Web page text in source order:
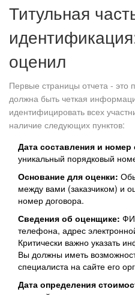
Титульная
оценил
Первые страницы отчета - это
должна быть четкая
идентифицировать всех
наличие следующих пунктов:
Дата составления и номер
уникальный порядковый
Основание для оценки:
между вами (заказчиком) и
номер договора.
Сведения об оценщике:
телефона, адрес
Критически важно указать
Вы должны иметь
специалиста на сайте его
Дата определения